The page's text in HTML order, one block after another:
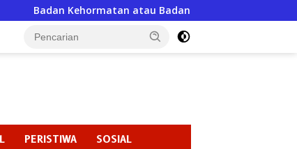
Badan Pembiaran ? “Ketika Ketua DPRD Gresik
PERISTIWA SOSIAL